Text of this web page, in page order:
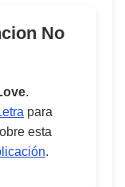
No
.
para
esta
.